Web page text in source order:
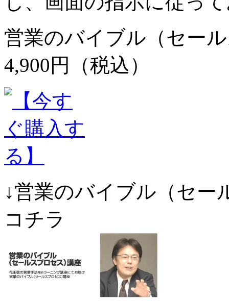
営業のバイブル（セー
4,900円（税込）
↓営業のバイブル（セー
コチラ